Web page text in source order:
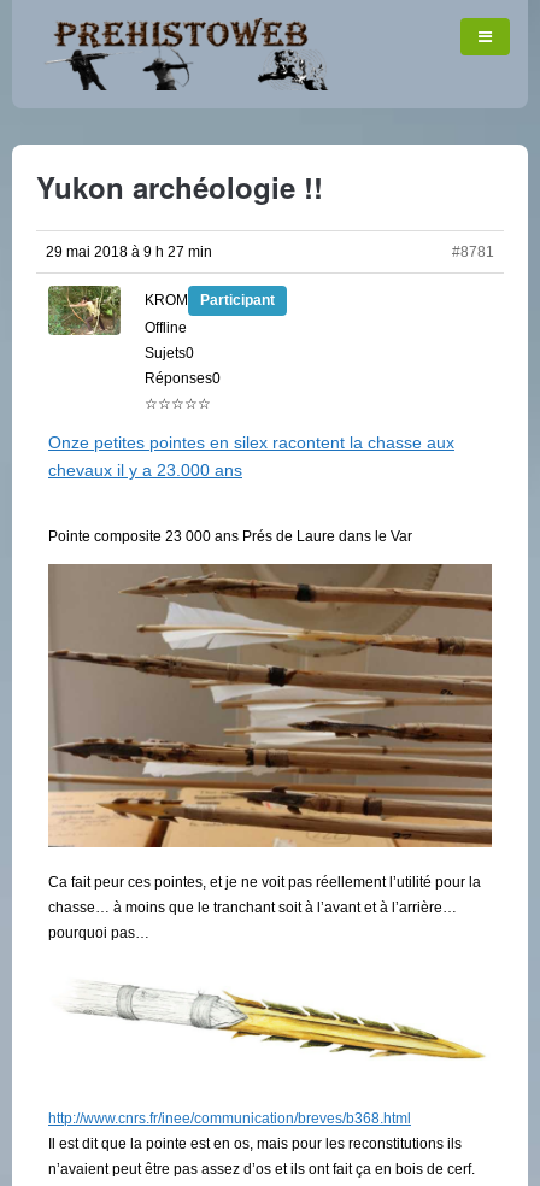
Yukon archéologie !!
29 mai 2018 à 9 h 27 min #8781
KROM
Participant
Offline
Sujets0
Réponses0
☆☆☆☆☆
Onze petites pointes en silex racontent la chasse aux
chevaux il y a 23.000 ans
Pointe composite 23 000 ans Prés de Laure dans le Var
Ca fait peur ces pointes, et je ne voit pas réellement l’utilité pour la
chasse… à moins que le tranchant soit à l’avant et à l’arrière…
pourquoi pas…
http://www.cnrs.fr/inee/communication/breves/b368.html
Il est dit que la pointe est en os, mais pour les reconstitutions ils
n’avaient peut être pas assez d’os et ils ont fait ça en bois de cerf.